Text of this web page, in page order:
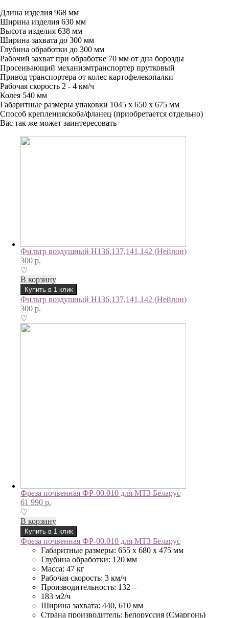
Длина изделия 968 мм
Ширина изделия 630 мм
Высота изделия 638 мм
Ширина захвата до 300 мм
Глубина обработки до 300 мм
Рабочий захват при обработке 70 мм от дна борозды
Просеивающий механизмтранспортер прутковый
Привод транспортера от колес картофелекопалки
Рабочая скорость 2 - 4 км/ч
Колея 540 мм
Габаритные размеры упаковки 1045 х 650 х 675 мм
Способ крепленияскоба/фланец (приобретается отдельно)
Вас так же может заинтересовать
Фильтр воздушный H136,137,141,142 (Нейлон)
300 р.
♡
В корзину
Купить в 1 клик
Фильтр воздушный H136,137,141,142 (Нейлон)
300 р.
♡
Фреза почвенная ФР-00.010 для МТЗ Беларус
61 990 р.
♡
В корзину
Купить в 1 клик
Фреза почвенная ФР-00.010 для МТЗ Беларус
Габаритные размеры: 655 х 680 х 475 мм
Глубина обработки: 120 мм
Масса: 47 кг
Рабочая скорость: 3 км/ч
Производительность: 132 –
183 м2/ч
Ширина захвата: 440, 610 мм
Страна производитель: Белоруссия (Смаргонь)